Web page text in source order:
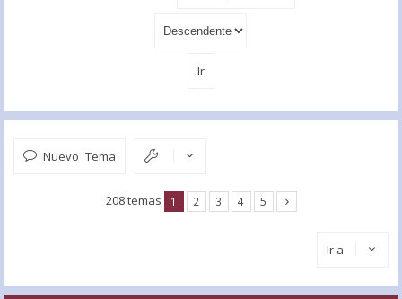
Nuevo Tema
208 temas 1 2 3 4 5
Ir a